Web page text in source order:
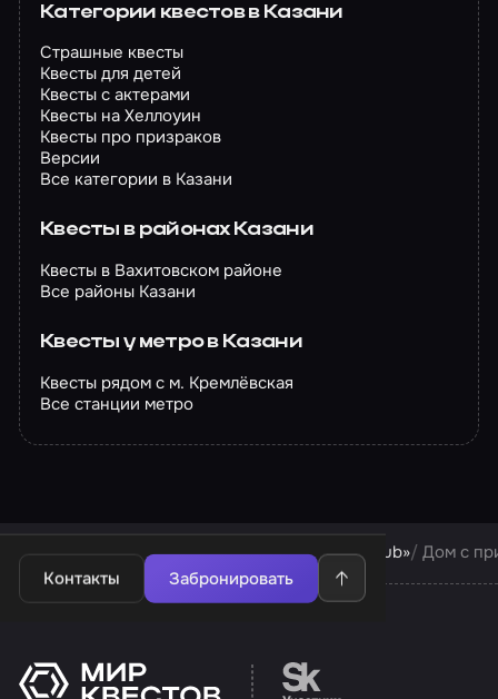
Категории квестов в Казани
Страшные квесты
Квесты для детей
Квесты с актерами
Квесты на Хеллоуин
Квесты про призраков
Версии
Все категории в Казани
Квесты в районах Казани
Квесты в Вахитовском районе
Все районы Казани
Квесты у метро в Казани
Квесты рядом с м. Кремлёвская
Все станции метро
Контакты Забронировать
Квесты в Казани Квесты компании «Quest Hub» Дом с
Перейти на сайт